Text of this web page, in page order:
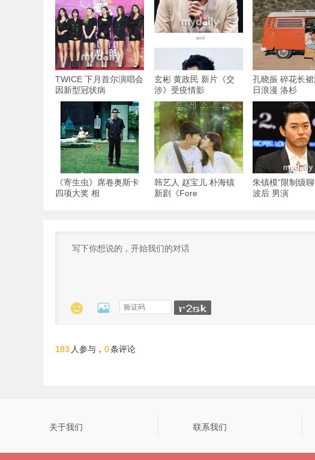
TWICE 下月首尔演唱会
因新型冠状病
玄彬 黄政民 新片《交
涉》受疫情影
孔晓振 碎花长
日浪漫 洛杉
《寄生虫》席卷奥斯卡
四项大奖 相
韩艺人 赵宝儿 朴海镇
新剧《Fore
朱镇模“限制级
波后 男演
 
183 人参与， 0条评论
关于我们 联系我们